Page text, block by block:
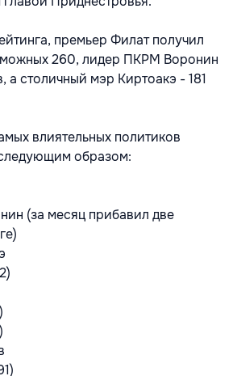
премьер Филат получил
260, лидер ПКРМ Воронин
а столичный мэр Киртоакэ - 181
влиятельных политиков
образом:
(за месяц прибавил две